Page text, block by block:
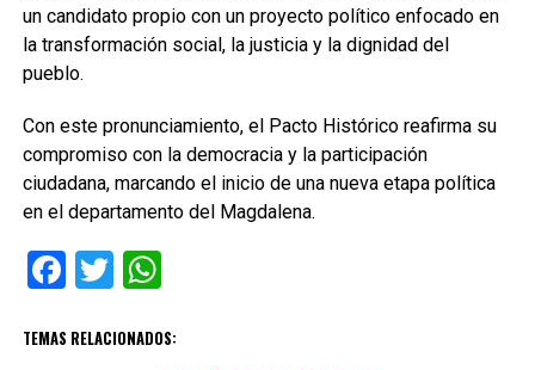
un candidato propio con un proyecto político enfocado en
la transformación social, la justicia y la dignidad del
pueblo.
Con este pronunciamiento, el Pacto Histórico reafirma su
compromiso con la democracia y la participación
ciudadana, marcando el inicio de una nueva etapa política
en el departamento del Magdalena.
Facebook
TwitterWhatsApp
TEMAS RELACIONADOS: